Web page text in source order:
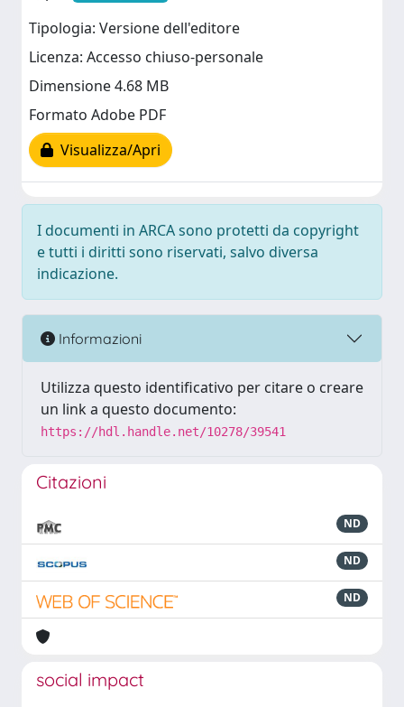
Tipologia: Versione dell'editore
Licenza: Accesso chiuso-personale
Dimensione 4.68 MB
Formato Adobe PDF
Visualizza/Apri
I documenti in ARCA sono protetti da copyright
e tutti i diritti sono riservati, salvo diversa
indicazione.
Informazioni
Utilizza questo identificativo per citare o creare
un link a questo documento:
https://hdl.handle.net/10278/39541
Citazioni
ND
ND
ND
social impact